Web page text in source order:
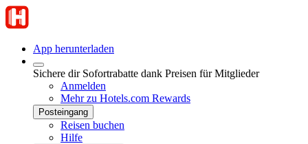
App herunterladen
Sichere dir Sofortrabatte dank Preisen für Mitglieder
Anmelden
Mehr zu Hotels.com Rewards
Posteingang
Reisen buchen
Hilfe